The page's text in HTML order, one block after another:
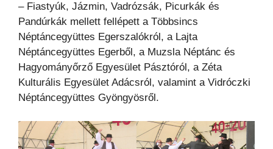
– Fiastyúk, Jázmin, Vadrózsák, Picurkák és
Pandúrkák mellett fellépett a Többsincs
Néptáncegyüttes Egerszalókról, a Lajta
Néptáncegyüttes Egerből, a Muzsla Néptánc és
Hagyományőrző Egyesület Pásztóról, a Zéta
Kulturális Egyesület Adácsról, valamint a Vidróczki
Néptáncegyüttes Gyöngyösről.